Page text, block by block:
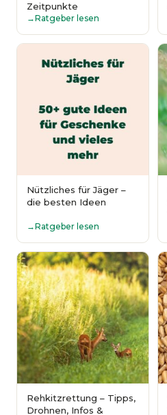
Zeitpunkte
Ratgeber lesen
Nützliches für Jäger –
die besten Ideen
Ratgeber lesen
Rehkitzrettung – Tipps,
Drohnen, Infos &